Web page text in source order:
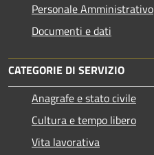
Personale Amministrativo
Documenti e dati
CATEGORIE DI SERVIZIO
Anagrafe e stato civile
Cultura e tempo libero
Vita lavorativa